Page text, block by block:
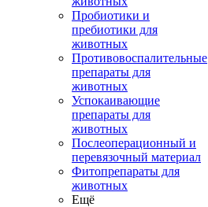
Пробиотики и
пребиотики для
животных
Противовоспалительные
препараты для
животных
Успокаивающие
препараты для
животных
Послеоперационный и
перевязочный материал
Фитопрепараты для
животных
Ещё